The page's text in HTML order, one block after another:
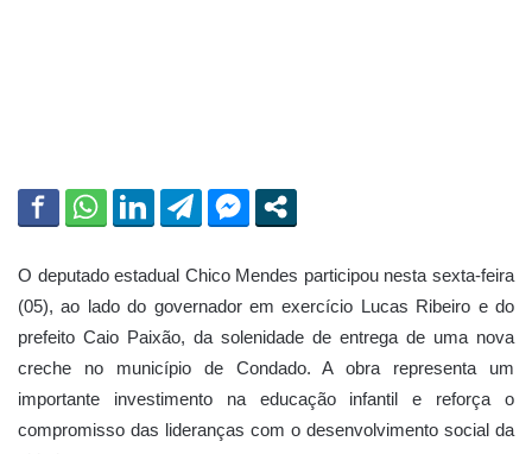
O deputado estadual Chico Mendes participou nesta sexta-feira
(05), ao lado do governador em exercício Lucas Ribeiro e do
prefeito Caio Paixão, da solenidade de entrega de uma nova
creche no município de Condado. A obra representa um
importante investimento na educação infantil e reforça o
compromisso das lideranças com o desenvolvimento social da